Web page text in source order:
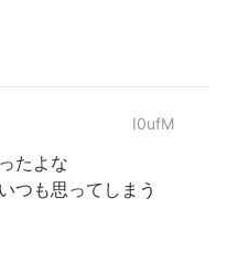
I0ufM
たよな
つも思ってしまう